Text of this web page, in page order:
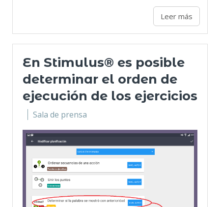
Leer más
En Stimulus® es posible
determinar el orden de
ejecución de los ejercicios
Sala de prensa